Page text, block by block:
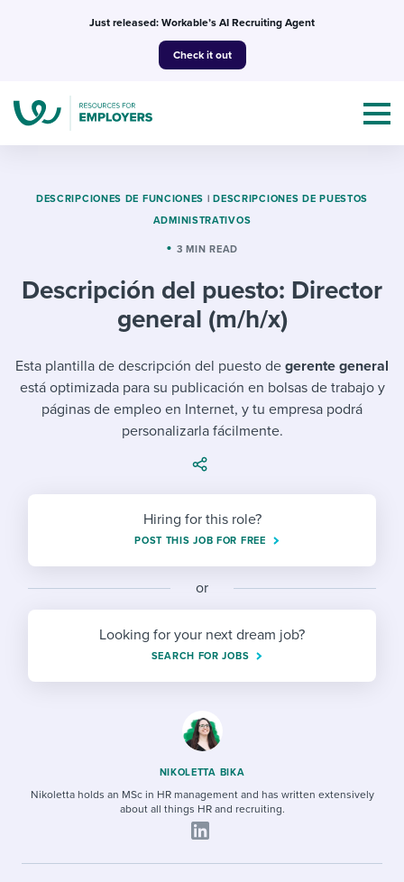
Just released: Workable’s AI Recruiting Agent
Check it out
Topics
Mobilizing AI in my work
Evaluating candidates
Working together with others
Maintaining hiring pipelines
Developing & retaining people
Ensuring compliance
Finding and attracting people
Establishing an employer brand
Candidate/employee experiences
Templates & Guides
I WANT...
Job description templates
Policy templates
Onboarding checklists
Step-by-step tutorials
Free ebooks & reports
HR terms
I’m a jobseeker
I WANT TO LEARN ABOUT...
Pay & benefits
Career development
Modern working life
Overall career resources
Attend webinars & events
Workable customer stories
Explore Workable
Request a demo
Start a free trial
DESCRIPCIONES DE FUNCIONES | DESCRIPCIONES DE PUESTOS
ADMINISTRATIVOS
3 MIN READ
Descripción del puesto: Director
general (m/h/x)
Esta plantilla de descripción del puesto de gerente general
está optimizada para su publicación en bolsas de trabajo y
páginas de empleo en Internet, y tu empresa podrá
personalizarla fácilmente.
Hiring for this role?
POST THIS JOB FOR FREE
or
Looking for your next dream job?
SEARCH FOR JOBS
NIKOLETTA BIKA
Nikoletta holds an MSc in HR management and has written extensively
about all things HR and recruiting.